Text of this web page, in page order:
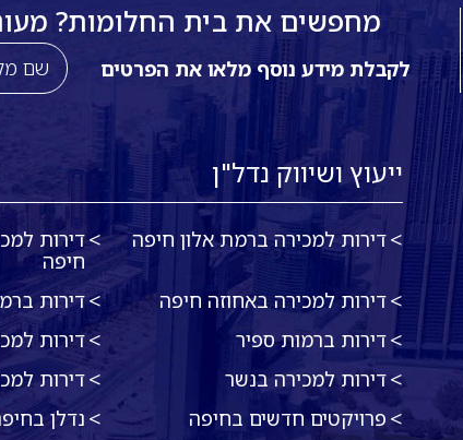
מחפשים את בית החלומות?
לקבלת מידע נוסף מלאו את הפרטים
ייעוץ ושיווק נדל"ן
דירות למכירה ברמת אלון חיפה
דירות
חיפה
דירות למכירה באחוזה חיפה
דירות
דירות ברמות ספיר
דירות
דירות למכירה בנשר
דירות
פרויקטים חדשים בחיפה
נדלן